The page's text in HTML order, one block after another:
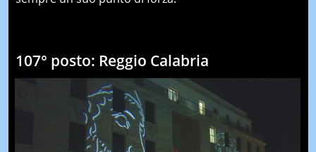
107° posto: Reggio Calabria